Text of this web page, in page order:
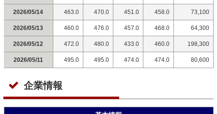
2026/05/14 463.0 470.0 451.0 458.0 73,100
2026/05/13 460.0 476.0 457.0 468.0 64,300
2026/05/12 472.0 480.0 433.0 460.0 198,300
2026/05/11 495.0 495.0 474.0 474.0 80,600
企業情報